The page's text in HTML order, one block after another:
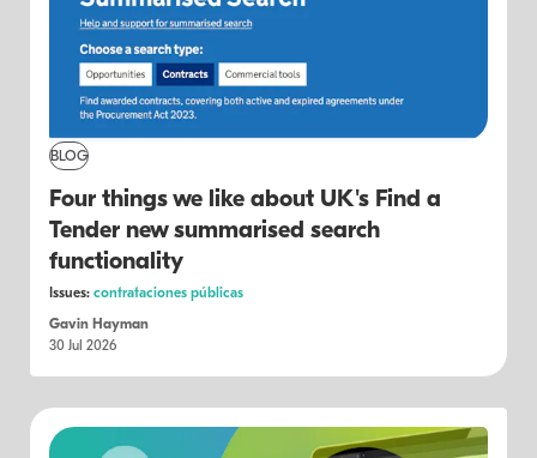
BLOG
Four things we like about UK's Find a
Tender new summarised search
functionality
Issues: contrataciones públicas
Gavin Hayman
30 Jul 2026